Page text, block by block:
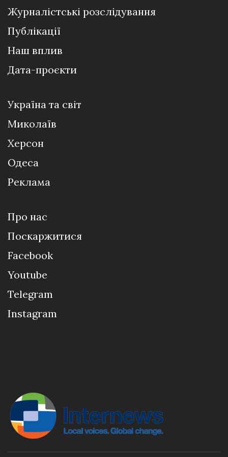
Журналістські розслідування
Публікації
Наш вплив
Дата-проєкти
Україна та світ
Миколаїв
Херсон
Одеса
Реклама
Про нас
Поскаржитися
Facebook
Youtube
Telegram
Instagram